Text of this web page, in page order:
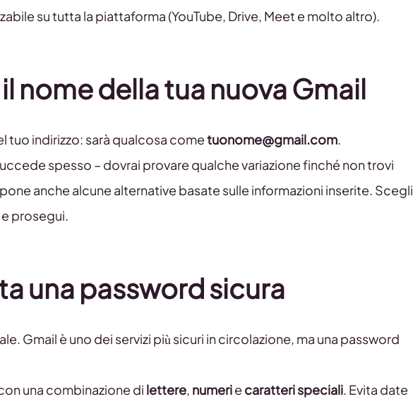
su tutta la piattaforma (YouTube, Drive, Meet e molto altro).
nome della tua nuova Gmail
tuo indirizzo: sarà qualcosa cometuonome@gmail.com.
spesso – dovrai provare qualche variazione finché non trovi
anche alcune alternative basate sulle informazioni inserite. Scegli
prosegui.
una password sicura
Gmail è uno dei servizi più sicuri in circolazione, ma una password
una combinazione di lettere, numerie caratteri speciali. Evita date